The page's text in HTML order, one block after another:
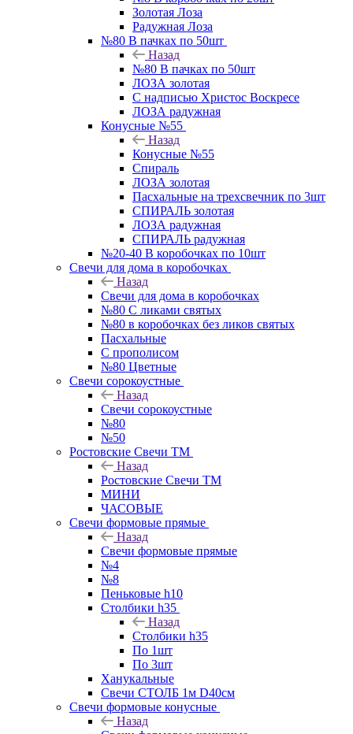
Золотая Лоза
Радужная Лоза
№80 В пачках по 50шт
Назад
№80 В пачках по 50шт
ЛОЗА золотая
С надписью Христос Воскресе
ЛОЗА радужная
Конусные №55
Назад
Конусные №55
Спираль
ЛОЗА золотая
Пасхальные на трехсвечник по 3шт
СПИРАЛЬ золотая
ЛОЗА радужная
СПИРАЛЬ радужная
№20-40 В коробочках по 10шт
Свечи для дома в коробочках
Назад
Свечи для дома в коробочках
№80 С ликами святых
№80 в коробочках без ликов святых
Пасхальные
С прополисом
№80 Цветные
Свечи сорокоустные
Назад
Свечи сорокоустные
№80
№50
Ростовские Свечи ТМ
Назад
Ростовские Свечи ТМ
МИНИ
ЧАСОВЫЕ
Свечи формовые прямые
Назад
Свечи формовые прямые
№4
№8
Пеньковые h10
Столбики h35
Назад
Столбики h35
По 1шт
По 3шт
Ханукальные
Свечи СТОЛБ 1м D40см
Свечи формовые конусные
Назад